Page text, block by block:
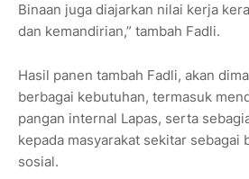
Binaan juga diajarkan nilai kerja
dan kemandirian,” tambah Fadli.
Hasil panen tambah Fadli, akan
berbagai kebutuhan, termasuk
pangan internal Lapas, serta
kepada masyarakat sekitar sebagai
sosial.